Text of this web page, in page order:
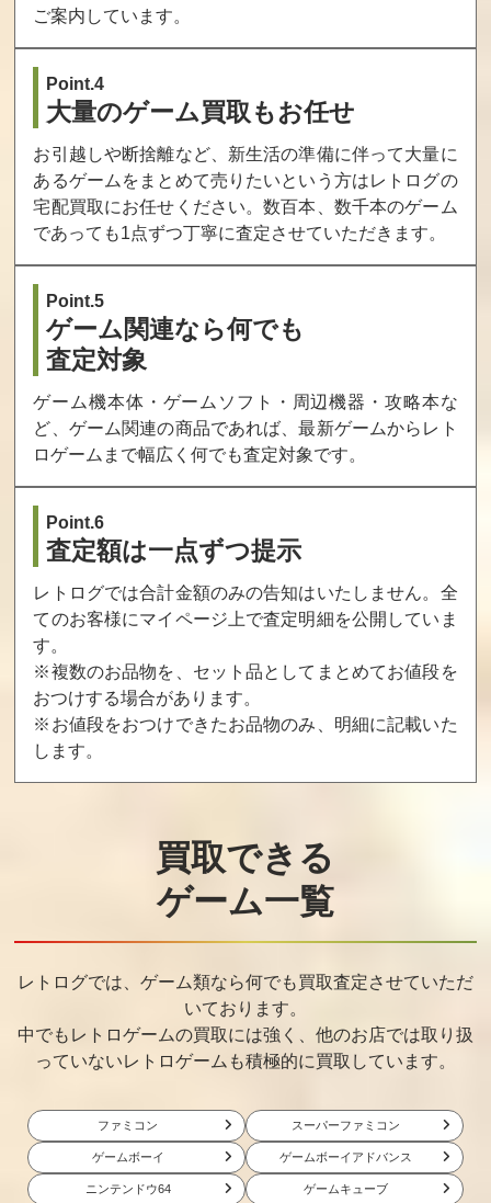
ご案内しています。
Point.4
大量のゲーム買取もお任せ
お引越しや断捨離など、新生活の準備に伴って大量に
あるゲームをまとめて売りたいという方はレトログの
宅配買取にお任せください。数百本、数千本のゲーム
であっても1点ずつ丁寧に査定させていただきます。
Point.5
ゲーム関連なら何でも
査定対象
ゲーム機本体・ゲームソフト・周辺機器・攻略本な
ど、ゲーム関連の商品であれば、最新ゲームからレト
ロゲームまで幅広く何でも査定対象です。
Point.6
査定額は一点ずつ提示
レトログでは合計金額のみの告知はいたしません。全
てのお客様にマイページ上で査定明細を公開していま
す。
※複数のお品物を、セット品としてまとめてお値段を
おつけする場合があります。
※お値段をおつけできたお品物のみ、明細に記載いた
します。
買取できる
ゲーム一覧
レトログでは、ゲーム類なら何でも買取査定させていただ
いております。
中でもレトロゲームの買取には強く、他のお店では取り扱
っていないレトロゲームも積極的に買取しています。
ファミコン スーパーファミコン
ゲームボーイ ゲームボーイアドバンス
ニンテンドウ64 ゲームキューブ